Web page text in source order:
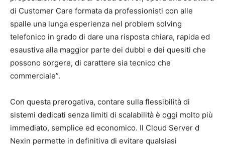
di Customer Care formata da professionisti con alle
spalle una lunga esperienza nel problem solving
telefonico in grado di dare una risposta chiara, rapida ed
esaustiva alla maggior parte dei dubbi e dei quesiti che
possono sorgere, di carattere sia tecnico che
commerciale”.
Con questa prerogativa, contare sulla flessibilità di
sistemi dedicati senza limiti di scalabilità è oggi molto più
immediato, semplice ed economico. Il Cloud Server d
Nexin permette in definitiva di evitare qualsiasi